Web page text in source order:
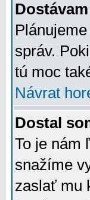
správ.
tú moc
Návrat
Dostal
To je nám
snažíme
zaslať mu